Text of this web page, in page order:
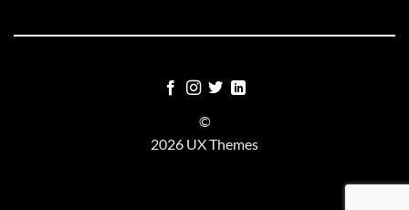
©
2026 UX Themes